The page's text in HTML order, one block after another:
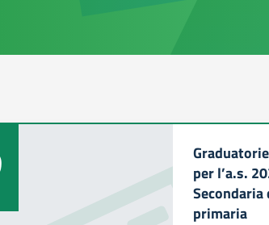
per l’a.s.
primaria